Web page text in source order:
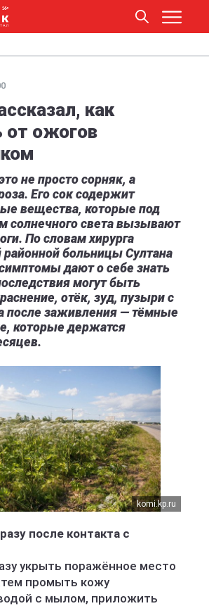
как
от ожогов
не просто сорняк, а
Его сок содержит
вещества, которые под
солнечного света вызывают
По словам хирурга
больницы Султана
дают о себе знать
могут быть
отёк, зуд, пузыри с
после заживления — тёмные
которые держатся
komi.kp.ru
после контакта с
укрыть поражённое место
промыть кожу
с мылом, приложить